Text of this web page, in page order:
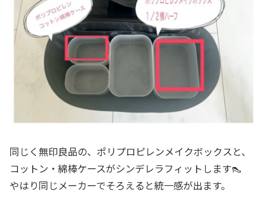
同じく無印良品の、ポリプロピレンメイクボックスと、
コットン・綿棒ケースがシンデレラフィットします👠
やはり同じメーカーでそろえると統一感が出ます。